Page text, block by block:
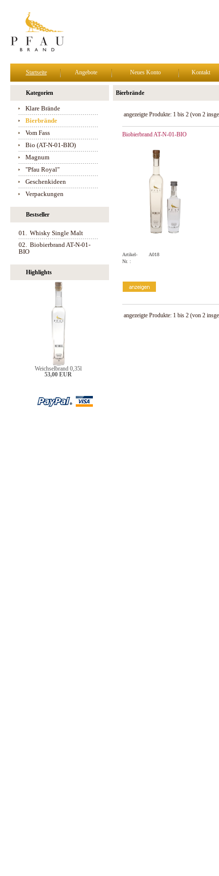
Startseite Angebote Neues Konto Kontakt
Kategorien
Klare Brände
Bierbrände
Vom Fass
Bio (AT-N-01-BIO)
Magnum
"Pfau Royal"
Geschenkideen
Verpackungen
Bestseller
01. Whisky Single Malt
02. Biobierbrand AT-N-01-
BIO
Highlights
Weichselbrand 0,35l
53,00 EUR
Bierbrände
angezeigte Produkte: 1 bis 2 (von 2
Biobierbrand AT-N-01-BIO
Artikel-
Nr. :
A018
angezeigte Produkte: 1 bis 2 (von 2